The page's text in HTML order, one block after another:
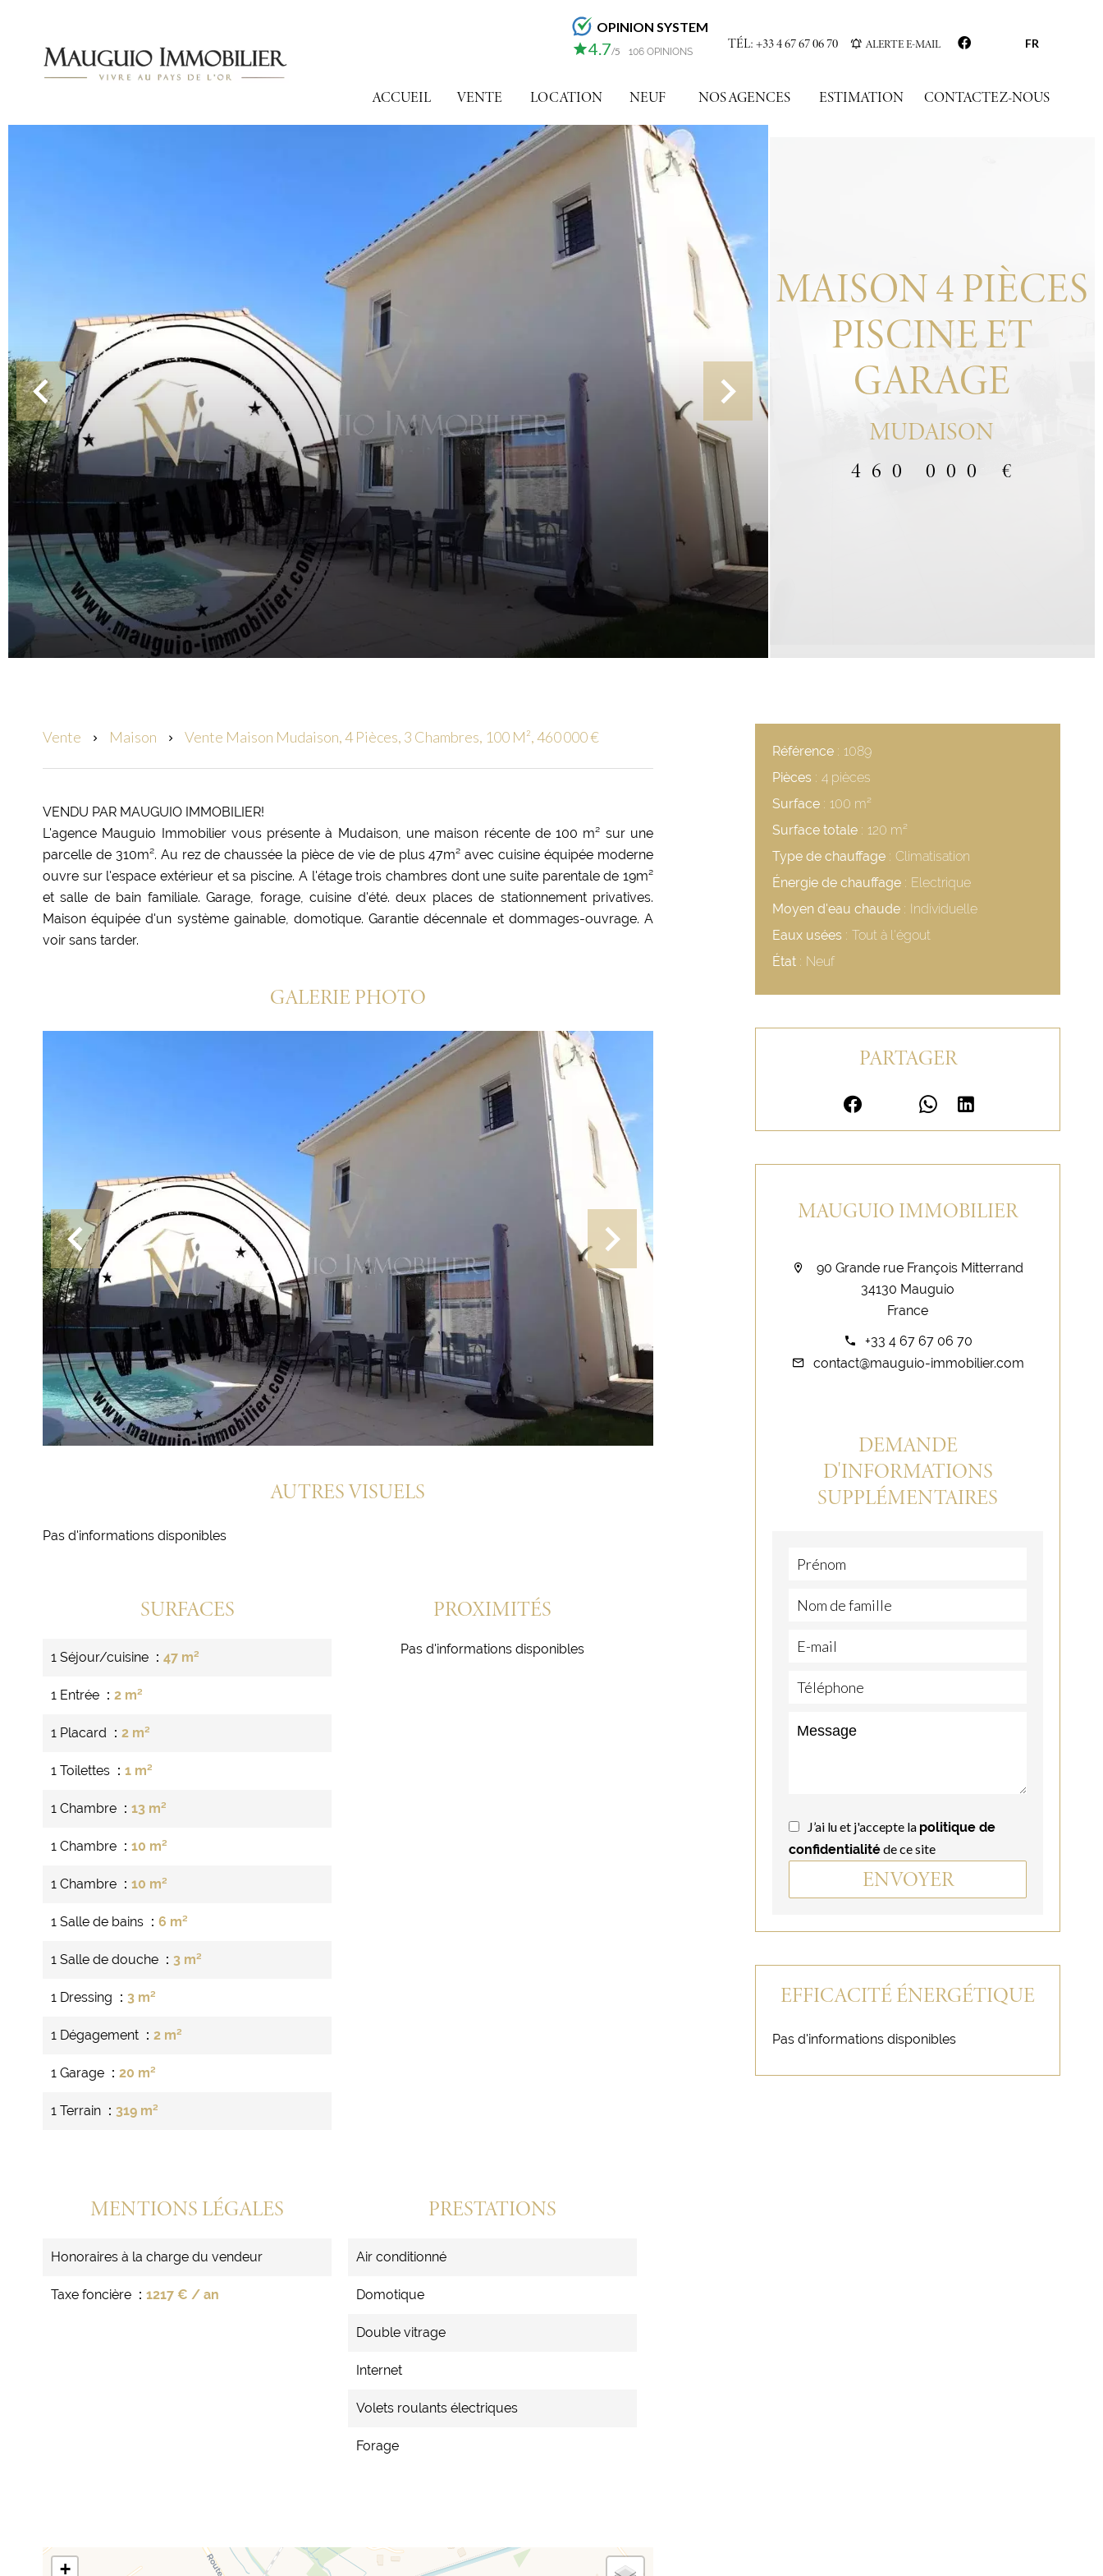
OPINION SYSTEM
4.7/5 106 OPINIONS TÉL: +33 4 67 67 06 70 ALERTE E-MAIL FR
ACCUEIL VENTE LOCATION NEUF NOS AGENCES ESTIMATION CONTACTEZ-NOUS
MAISON 4 PIÈCES
PISCINE ET
GARAGE
MUDAISON
460 000 €
Vente Maison Vente Maison Mudaison, 4 Pièces, 3 Chambres, 100 M², 460 000 €
VENDU PAR MAUGUIO IMMOBILIER!
L'agence Mauguio Immobilier vous présente à Mudaison, une maison récente de 100 m² sur une
parcelle de 310m². Au rez de chaussée la pièce de vie de plus 47m² avec cuisine équipée moderne
ouvre sur l'espace extérieur et sa piscine. A l'étage trois chambres dont une suite parentale de 19m²
et salle de bain familiale. Garage, forage, cuisine d'été. deux places de stationnement privatives.
Maison équipée d'un système gainable, domotique. Garantie décennale et dommages-ouvrage. A
voir sans tarder.
GALERIE PHOTO
AUTRES VISUELS
Pas d'informations disponibles
SURFACES
1 Séjour/cuisine 47 m²
1 Entrée 2 m²
1 Placard 2 m²
1 Toilettes 1 m²
1 Chambre 13 m²
1 Chambre 10 m²
1 Chambre 10 m²
1 Salle de bains 6 m²
1 Salle de douche 3 m²
1 Dressing 3 m²
1 Dégagement 2 m²
1 Garage 20 m²
1 Terrain 319 m²
PROXIMITÉS
Pas d'informations disponibles
MENTIONS LÉGALES
Honoraires à la charge du vendeur
Taxe foncière 1217 € / an
PRESTATIONS
Air conditionné
Domotique
Double vitrage
Internet
Volets roulants électriques
Forage
+
Référence
1089
Pièces
4 pièces
Surface
100 m²
Surface totale
120 m²
Type de chauffage
Climatisation
Énergie de chauffage
Electrique
Moyen d'eau chaude
Individuelle
Eaux usées
Tout à l'égout
État
Neuf
PARTAGER
MAUGUIO IMMOBILIER
90 Grande rue François Mitterrand
34130 Mauguio
France
+33 4 67 67 06 70
contact@mauguio-immobilier.com
DEMANDE
D'INFORMATIONS
SUPPLÉMENTAIRES
J’ai lu et j'accepte la politique de
confidentialitéde ce site
ENVOYER
EFFICACITÉ ÉNERGÉTIQUE
Pas d'informations disponibles